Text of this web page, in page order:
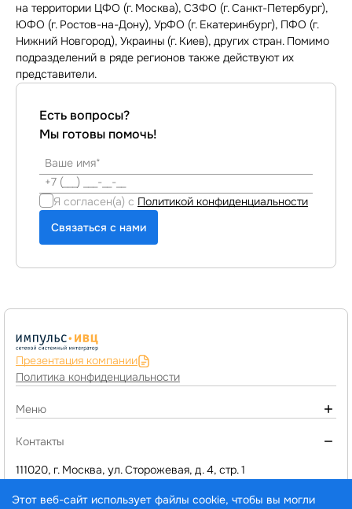
на территории ЦФО (г. Москва), СЗФО (г. Санкт-Петербург),
ЮФО (г. Ростов-на-Дону), УрФО (г. Екатеринбург), ПФО (г.
Нижний Новгород), Украины (г. Киев), других стран. Помимо
подразделений в ряде регионов также действуют их
представители.
Есть вопросы?
Мы готовы помочь!
Я согласен(а) с Политикой конфиденциальности
Связаться с нами
Презентация компании
Политика конфиденциальности
Меню
О компании
Контакты
111020, г. Москва, ул. Сторожевая, д. 4, стр. 1
d1@impuls-ivc.ru
Этот веб-сайт использует файлы cookie, чтобы вы могли